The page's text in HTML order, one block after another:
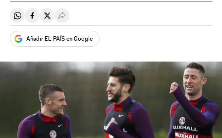
Compartir en Whatsapp
Compartir en Facebook
Compartir en Twitter
Desplegar Redes Sociales
Añadir EL PAÍS en Google